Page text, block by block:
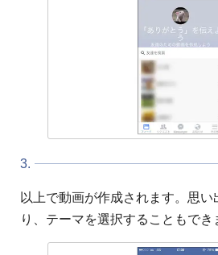
3.
以上で動画が作成されます。思い
り、テーマを選択することもでき